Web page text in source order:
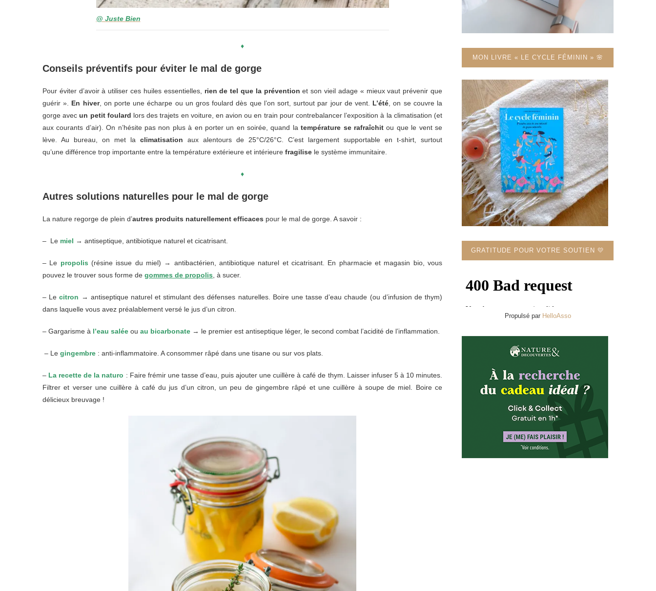
@ Juste Bien
♦
Conseils préventifs pour éviter le mal de gorge
Pour éviter d’avoir à utiliser ces huiles essentielles, rien de tel que la prévention et son vieil adage « mieux vaut prévenir que
guérir ». En hiver, on porte une écharpe ou un gros foulard dès que l’on sort, surtout par jour de vent. L’été , on se couvre la
gorge avecun petit foulard lors des trajets en voiture, en avion ou en train pour contrebalancer l’exposition à la climatisation (et
aux courants d’air). On n’hésite pas non plus à en porter un en soirée, quand latempérature se rafraîchit ou que le vent se
lève. Au bureau, on met la climatisation aux alentours de 25°C/26°C. C’est largement supportable en t-shirt, surtout
qu’une différence trop importante entre la température extérieure et intérieure fragilise le système immunitaire.
♦
Autres solutions naturelles pour le mal de gorge
La nature regorge de plein d’autres produits naturellement efficaces pour le mal de gorge. A savoir :
– Le miel → antiseptique, antibiotique naturel et cicatrisant.
– Le propolis (résine issue du miel) → antibactérien, antibiotique naturel et cicatrisant. En pharmacie et magasin bio, vous
pouvez le trouver sous forme de gommes de propolis , à sucer.
– Lecitron → antiseptique naturel et stimulant des défenses naturelles. Boire une tasse d’eau chaude (ou d’infusion de thym)
dans laquelle vous avez préalablement versé le jus d’un citron.
– Gargarisme à l’eau salée ou au bicarbonate → le premier est antiseptique léger, le second combat l’acidité de l’inflammation.
– Le gingembre : anti-inflammatoire. A consommer râpé dans une tisane ou sur vos plats.
– La recette de la naturo : Faire frémir une tasse d’eau, puis ajouter une cuillère à café de thym. Laisser infuser 5 à 10 minutes.
Filtrer et verser une cuillère à café du jus d’un citron, un peu de gingembre râpé et une cuillère à soupe de miel. Boire ce
délicieux breuvage !
MON LIVRE « LE CYCLE FÉMININ » 🌸
GRATITUDE POUR VOTRE SOUTIEN 💛
Propulsé par HelloAsso